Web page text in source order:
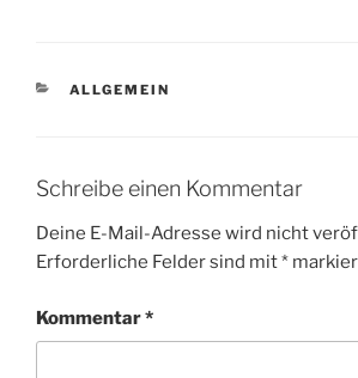
KATEGORIEN
ALLGEMEIN
Schreibe einen Kommentar
Deine E-Mail-Adresse wird nicht
Erforderliche Felder sind mit*
Kommentar*